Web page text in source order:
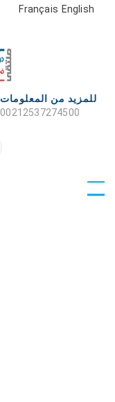
English
Français
للمزيد من المعلومات
00212537274500